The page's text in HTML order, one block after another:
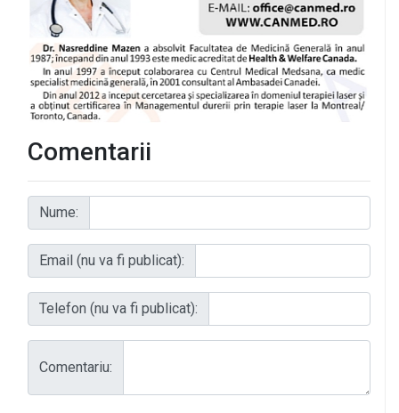
Comentarii
Nume:
Email (nu va fi publicat):
Telefon (nu va fi publicat):
Comentariu: